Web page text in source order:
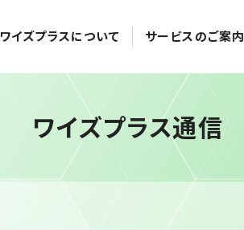
ワイズプラスについて サービスのご案内
ワイズプラス通信